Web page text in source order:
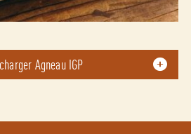
Agneau IGP